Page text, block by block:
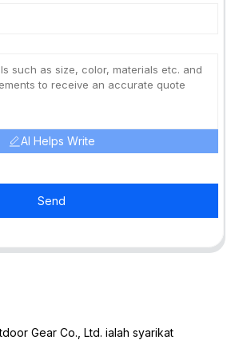
AI Helps Write
Send
Gear Co., Ltd. ialah syarikat